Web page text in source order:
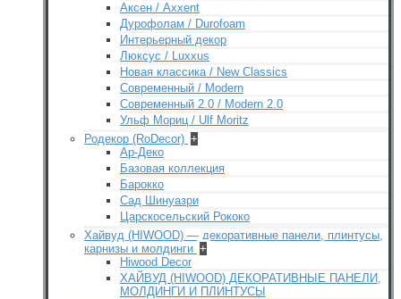
Аксен / Axxent
Дурофолам / Durofoam
Интерьерный декор
Люксус / Luxxus
Новая классика / New Classics
Современный / Modern
Современный 2.0 / Modern 2.0
Ульф Мориц / Ulf Moritz
Родекор (RoDecor) +
Ар-Деко
Базовая коллекция
Барокко
Сад Шинуазри
Царскосельский Рококо
Хайвуд (HIWOOD) — декоративные панели, плинтусы,
карнизы и молдинги +
Hiwood Decor
ХАЙВУД (HIWOOD) ДЕКОРАТИВНЫЕ ПАНЕЛИ,
МОЛДИНГИ И ПЛИНТУСЫ